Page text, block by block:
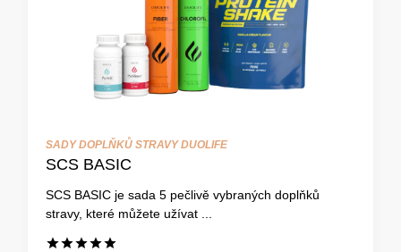
SADY DOPLŇKŮ STRAVY DUOLIFE
SCS BASIC
SCS BASIC je sada 5 pečlivě vybraných doplňků
stravy, které můžete užívat ...